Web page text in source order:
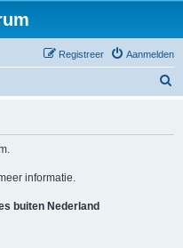
Aanmelden
Registreer
informatie.
buiten Nederland